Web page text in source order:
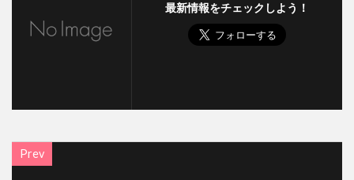
最新情報をチェックしよう！
Prev